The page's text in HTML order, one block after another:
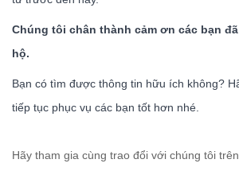
Chúng tôi chân thành cảm ơn các bạn
hộ.
Bạn có tìm được thông tin hữu ích không?
tiếp tục phục vụ các bạn tốt hơn nhé.
Hãy tham gia cùng trao đổi với chúng tôi